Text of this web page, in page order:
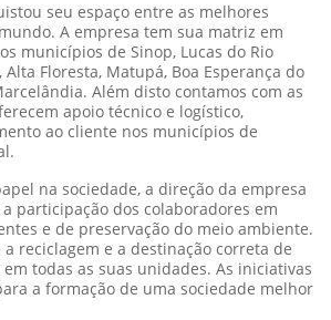
seu espaço entre as melhores
A empresa tem sua matriz em
municípios de Sinop, Lucas do Rio
Floresta, Matupá, Boa Esperança do
Além disto contamos com as
apoio técnico e logístico,
ao cliente nos municípios de
na sociedade, a direção da empresa
participação dos colaboradores em
e de preservação do meio ambiente.
reciclagem e a destinação correta de
todas as suas unidades. As iniciativas
a formação de uma sociedade melhor